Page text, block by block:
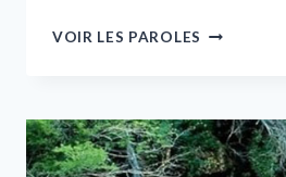
VOIR LES PAROLES